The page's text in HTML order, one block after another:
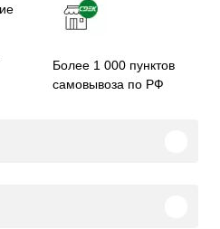
Более 1 000 пунктов
самовывоза по РФ